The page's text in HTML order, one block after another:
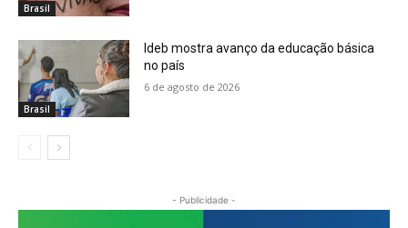
Brasil
Brasil
Ideb mostra avanço da educação básica
no país
6 de agosto de 2026
- Publicidade -